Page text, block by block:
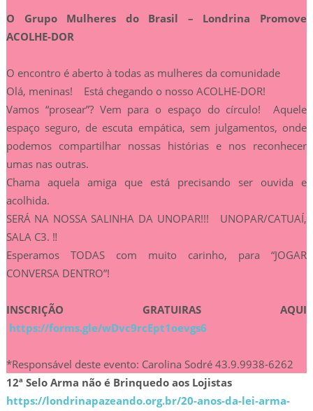
O Grupo Mulheres do Brasil – Londrina Promove
ACOLHE-DOR
O encontro é aberto à todas as mulheres da comunidade
Olá, meninas! Está chegando o nosso ACOLHE-DOR!
Vamos “prosear”? Vem para o espaço do círculo! Aquele
espaço seguro, de escuta empática, sem julgamentos, onde
podemos compartilhar nossas histórias e nos reconhecer
umas nas outras.
Chama aquela amiga que está precisando ser ouvida e
acolhida.
SERÁ NA NOSSA SALINHA DA UNOPAR!!! UNOPAR/CATUAÍ,
SALA C3. ‼
Esperamos TODAS com muito carinho, para “JOGAR
CONVERSA DENTRO”!
INSCRIÇÃO GRATUIRAS AQUI
https://forms.gle/wDvc9rcEpt1oevgs6
*Responsável deste evento: Carolina Sodré 43.9.9938-6262
12ª Selo Arma não é Brinquedo aos Lojistas
https://londrinapazeando.org.br/20-anos-da-lei-arma-